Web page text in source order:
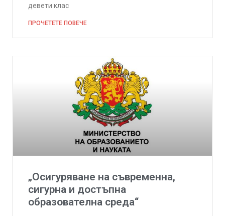
девети клас
ПРОЧЕТЕТЕ ПОВЕЧЕ
„Осигуряване на съвременна,
сигурна и достъпна
образователна среда“